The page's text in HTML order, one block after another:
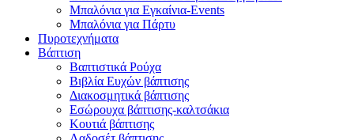
Μπαλόνια για Εγκαίνια-Events
Μπαλόνια για Πάρτυ
Πυροτεχνήματα
Βάπτιση
Βαπτιστικά Ρούχα
Βιβλία Ευχών βάπτισης
Διακοσμητικά βάπτισης
Εσώρουχα βάπτισης-καλτσάκια
Κουτιά βάπτισης